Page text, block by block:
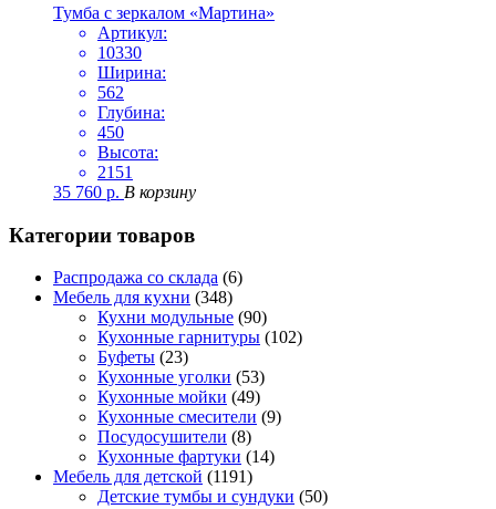
Тумба с зеркалом «Мартина»
Артикул:
10330
Ширина:
562
Глубина:
450
Высота:
2151
35 760 р. В корзину
Категории товаров
Распродажа со склада (6)
Мебель для кухни (348)
Кухни модульные (90)
Кухонные гарнитуры (102)
Буфеты (23)
Кухонные уголки (53)
Кухонные мойки (49)
Кухонные смесители (9)
Посудосушители (8)
Кухонные фартуки (14)
Мебель для детской (1191)
Детские тумбы и сундуки (50)